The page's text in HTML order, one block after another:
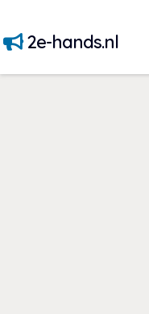
2e-hands.nl